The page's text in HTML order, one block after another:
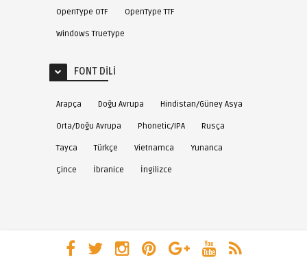
OpenType OTF OpenType TTF
Windows TrueType
FONT DILI
Arapça Doğu Avrupa Hindistan/Güney Asya
Orta/Doğu Avrupa Phonetic/IPA Rusça
Tayca Türkçe Vietnamca Yunanca
Çince İbranice İngilizce